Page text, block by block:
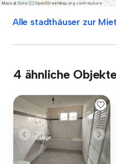
Alle stadthäuser zur
4 ähnliche